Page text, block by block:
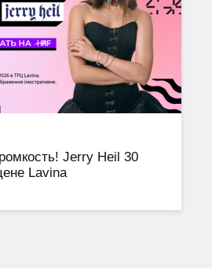
Jerry Heil 30
Lavina